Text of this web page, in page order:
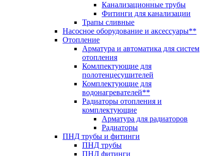
Канализационные трубы
Фитинги для канализации
Трапы сливные
Насосное оборудование и аксессуары**
Отопление
Арматура и автоматика для систем
отопления
Комлпектующие для
полотенцесушителей
Комплектующие для
водонагревателей**
Радиаторы отопления и
комплектующие
Арматура для радиаторов
Радиаторы
ПНД трубы и фитинги
ПНД трубы
ПНД фитинги